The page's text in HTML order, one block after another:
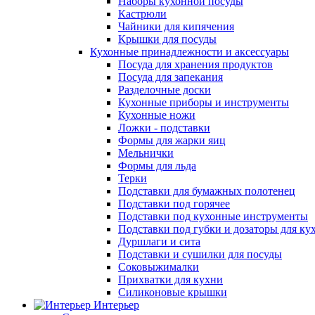
Кастрюли
Чайники для кипячения
Крышки для посуды
Кухонные принадлежности и аксессуары
Посуда для хранения продуктов
Посуда для запекания
Разделочные доски
Кухонные приборы и инструменты
Кухонные ножи
Ложки - подставки
Формы для жарки яиц
Мельнички
Формы для льда
Терки
Подставки для бумажных полотенец
Подставки под горячее
Подставки под кухонные инструменты
Подставки под губки и дозаторы для
Дуршлаги и сита
Подставки и сушилки для посуды
Соковыжималки
Прихватки для кухни
Силиконовые крышки
Интерьер